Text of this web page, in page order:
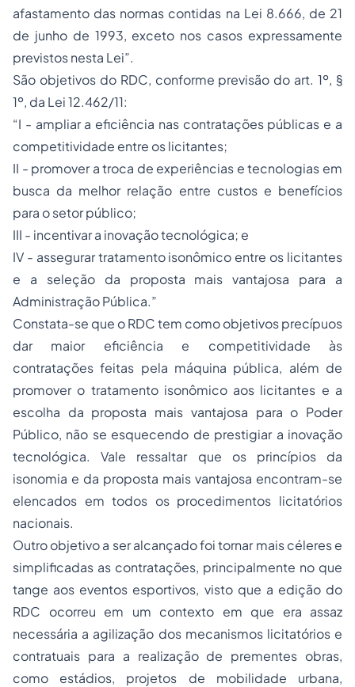
afastamento das normas contidas na Lei 8.666, de 21
de junho de 1993, exceto nos casos expressamente
previstos nesta Lei”.
São objetivos do RDC, conforme previsão do art. 1º, §
1º, da Lei 12.462/11:
“I - ampliar a eficiência nas contratações públicas e a
competitividade entre os licitantes;
II - promover a troca de experiências e tecnologias em
busca da melhor relação entre custos e benefícios
para o setor público;
III - incentivar a inovação tecnológica; e
IV - assegurar tratamento isonômico entre os licitantes
e a seleção da proposta mais vantajosa para a
Administração Pública.”
Constata-se que o RDC tem como objetivos precípuos
dar maior eficiência e competitividade às
contratações feitas pela máquina pública, além de
promover o tratamento isonômico aos licitantes e a
escolha da proposta mais vantajosa para o Poder
Público, não se esquecendo de prestigiar a inovação
tecnológica. Vale ressaltar que os princípios da
isonomia e da proposta mais vantajosa encontram-se
elencados em todos os procedimentos licitatórios
nacionais.
Outro objetivo a ser alcançado foi tornar mais céleres e
simplificadas as contratações, principalmente no que
tange aos eventos esportivos, visto que a edição do
RDC ocorreu em um contexto em que era assaz
necessária a agilização dos mecanismos licitatórios e
contratuais para a realização de prementes obras,
como estádios, projetos de mobilidade urbana,